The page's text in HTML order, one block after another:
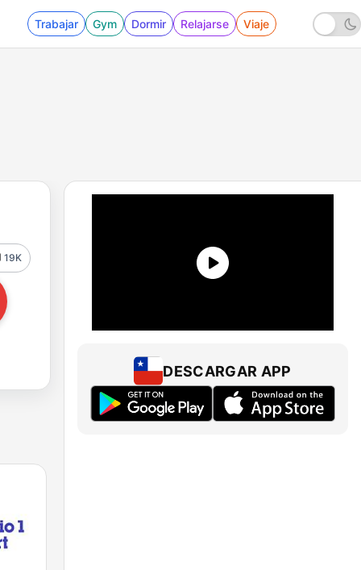
Trabajar Gym Dormir Relajarse Viaje
19K
DESCARGAR APP